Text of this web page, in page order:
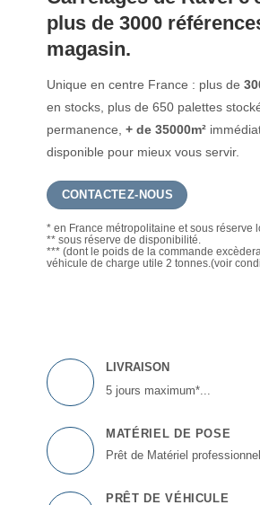
plus de 3000
magasin.
Unique en centre France : plus de
en stocks, plus de 650 palettes
permanence,+ de 35000m²
disponible pour mieux vous servir.
CONTACTEZ-NOUS
* en France métropolitaine et sous réserve
** sous réserve de disponibilité.
*** (dont le poids de la commande
véhicule de charge utile 2 tonnes.(voir
LIVRAISON
5 jours maximum*...
MATÉRIEL DE POSE
Prêt de Matériel
PRÊT DE VÉHICULE